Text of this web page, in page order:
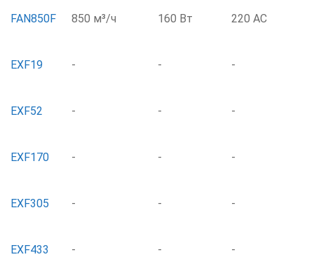
FAN850F 850 м³/ч 160 Вт 220 AC
EXF19 - - -
EXF52 - - -
EXF170 - - -
EXF305 - - -
EXF433 - - -